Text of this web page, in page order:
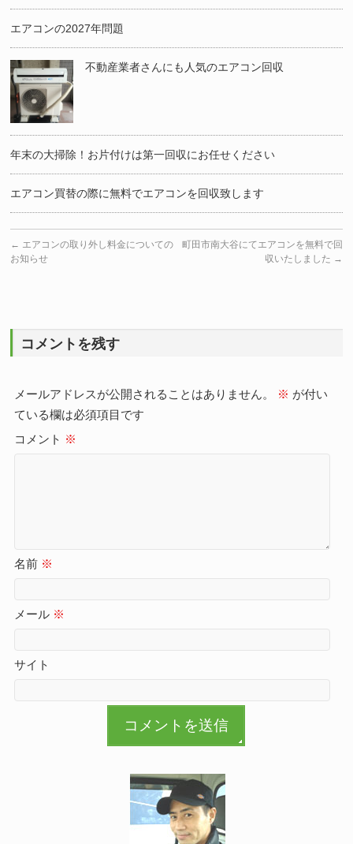
エアコンの2027年問題
不動産業者さんにも人気のエアコン回収
年末の大掃除！お片付けは第一回収にお任せください
エアコン買替の際に無料でエアコンを回収致します
← エアコンの取り外し料金についての
お知らせ
町田市南大谷にてエアコンを無料で回
収いたしました →
コメントを残す
メールアドレスが公開されることはありません。 ※ が付い
ている欄は必須項目です
コメント ※
名前 ※
メール ※
サイト